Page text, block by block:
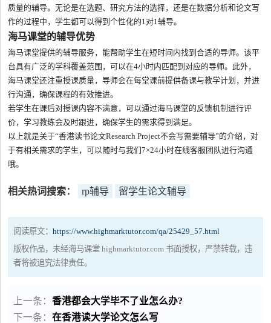
质量的辅导。无论是在选题、研究方法的选择，还是在数据分析和论文写
作的过程中，学生都可以得到个性化的1对1辅导。
海马课堂的辅导优势
海马课堂提供的辅导服务，能帮助学生在短时间内找到合适的导师。该平
台具有广泛的学科覆盖范围，可以在4小时内匹配到对应的导师。此外，
海马课堂还注重授课质量，导师会在每堂课前提供备课与教学计划，并进
行沟通，确保课程的有效推进。
若学生在课后对授课内容不满意，可以通过海马课堂的反馈机制进行评
价，学习教练会及时跟进，确保学生的需求得到满足。
以上就是关于“香港读书论文Research Project不会写需要辅导”的介绍，对
于有相关需求的学生，可以随时与我们7×24小时在线客服团队进行沟通
哦。
相关热词搜索： rp辅导 留学生论文辅导
阅读原文：https://www.highmarktutor.com/qa/25429_57.html
版权作品，未经海马课堂 highmarktutor.com 书面授权，严禁转载，违
者将被追究法律责任。
上一条：香港都会大学毕不了业怎么办?
下一条：在香港读大学论文怎么写